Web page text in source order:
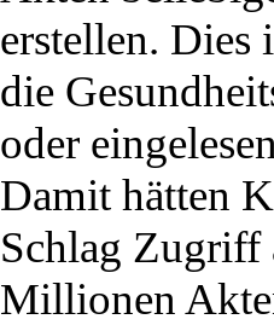
erstellen. Dies
die
oder
Damit hätten
Schlag Zugriff
Millionen